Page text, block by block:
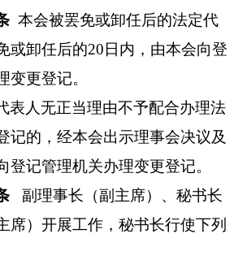
本会被罢免或卸任后的法定代
或卸任后的20日内，由本会向登
变更登记。
表人无正当理由不予配合办理法
记的，经本会出示理事会决议及
登记管理机关办理变更登记。
副理事长（副主席）、秘书长
席）开展工作，秘书长行使下列